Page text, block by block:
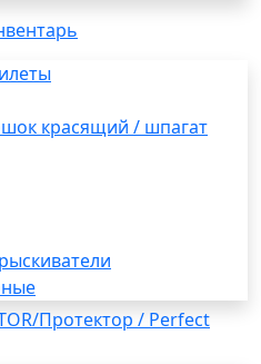
красящий / шпагат
Протектор / Perfect